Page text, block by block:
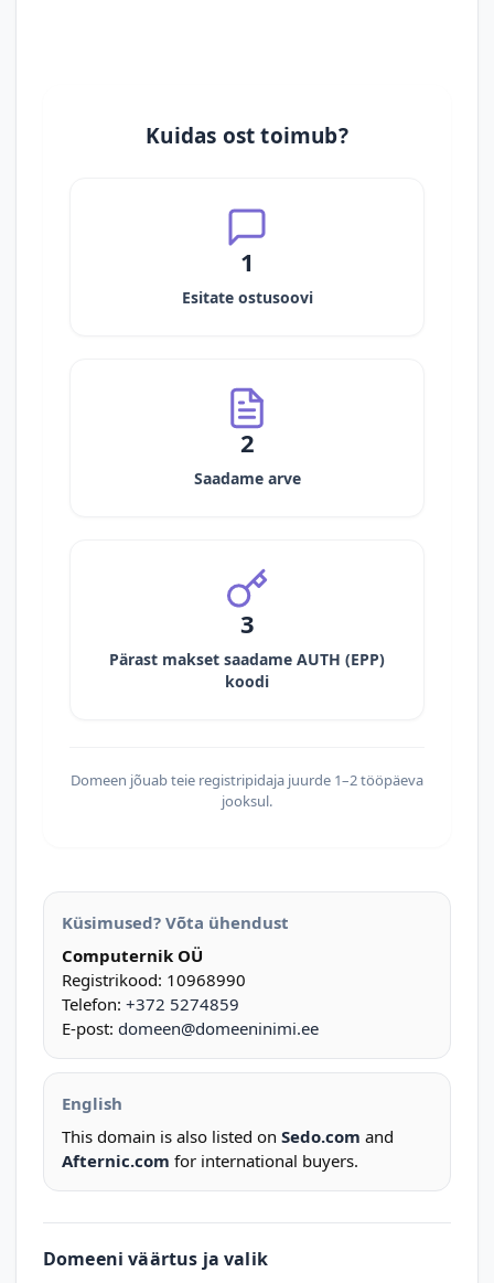
Kuidas ost toimub?
1
Esitate ostusoovi
2
Saadame arve
3
Pärast makset saadame AUTH (EPP)
koodi
Domeen jõuab teie registripidaja juurde 1–2 tööpäeva
jooksul.
Küsimused? Võta ühendust
Computernik OÜ
Registrikood: 10968990
Telefon: +372 5274859
E-post: domeen@domeeninimi.ee
English
This domain is also listed on Sedo.com and
Afternic.com for international buyers.
Domeeni väärtus ja valik